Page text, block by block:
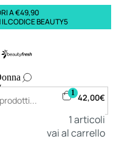
A €49,90
CODICE BEAUTY5
Donna
1 42,00€
1articoli
vai al carrello